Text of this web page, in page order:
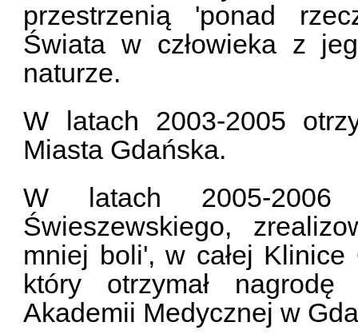
przestrzenią 'ponad
Świata w człowieka z
naturze.
W latach 2003-2005
Miasta Gdańska.
W latach 2005-
Świeszewskiego,
mniej boli', w całej
który otrzymał
Akademii Medycznej w